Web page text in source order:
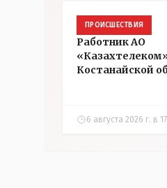
ПРОИСШЕСТВИЯ
Работник АО
Костанайской
6 августа 2026 г. в